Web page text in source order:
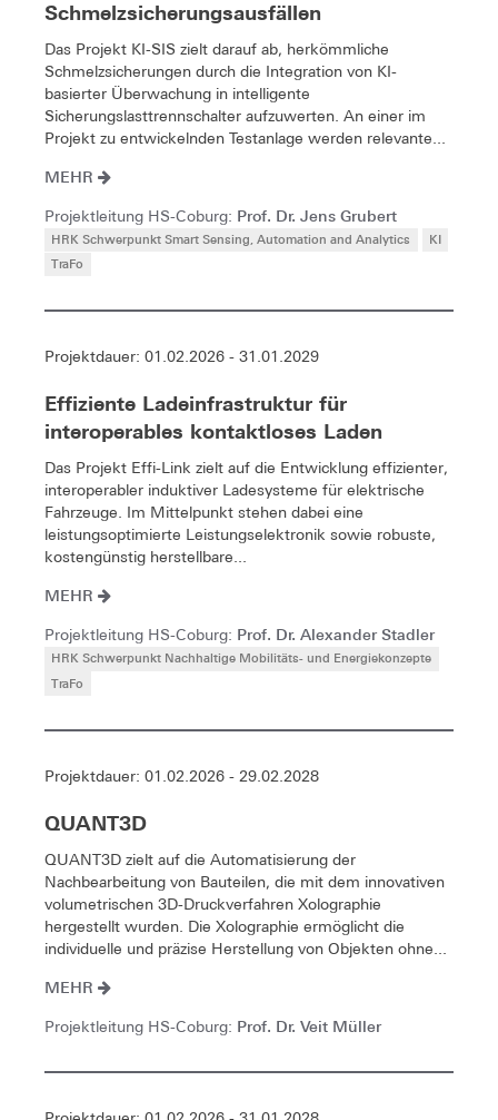
Schmelzsicherungsausfällen
Das Projekt KI-SIS zielt darauf ab, herkömmliche
Schmelzsicherungen durch die Integration von KI-
basierter Überwachung in intelligente
Sicherungslasttrennschalter aufzuwerten. An einer im
Projekt zu entwickelnden Testanlage werden relevante...
MEHR
Projektleitung HS-Coburg: Prof. Dr. Jens Grubert
HRK Schwerpunkt Smart Sensing, Automation and Analytics
KI
TraFo
Projektdauer: 01.02.2026 - 31.01.2029
Effiziente Ladeinfrastruktur für
interoperables kontaktloses Laden
Das Projekt Effi-Link zielt auf die Entwicklung effizienter,
interoperabler induktiver Ladesysteme für elektrische
Fahrzeuge. Im Mittelpunkt stehen dabei eine
leistungsoptimierte Leistungselektronik sowie robuste,
kostengünstig herstellbare...
MEHR
Projektleitung HS-Coburg: Prof. Dr. Alexander Stadler
HRK Schwerpunkt Nachhaltige Mobilitäts- und Energiekonzepte
TraFo
Projektdauer: 01.02.2026 - 29.02.2028
QUANT3D
QUANT3D zielt auf die Automatisierung der
Nachbearbeitung von Bauteilen, die mit dem innovativen
volumetrischen 3D-Druckverfahren Xolographie
hergestellt wurden. Die Xolographie ermöglicht die
individuelle und präzise Herstellung von Objekten ohne...
MEHR
Projektleitung HS-Coburg: Prof. Dr. Veit Müller